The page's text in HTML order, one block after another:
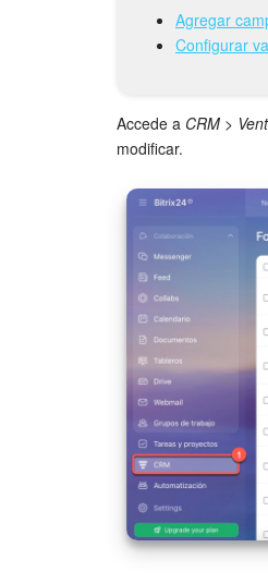
Agregar
Configurar
Accede a CRM >
modificar.